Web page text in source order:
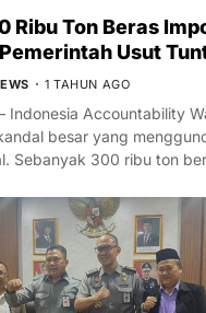
Ribu Ton Beras
Usut
1 TAHUN AGO
Indonesia Accountability
besar yang
Sebanyak 300 ribu ton